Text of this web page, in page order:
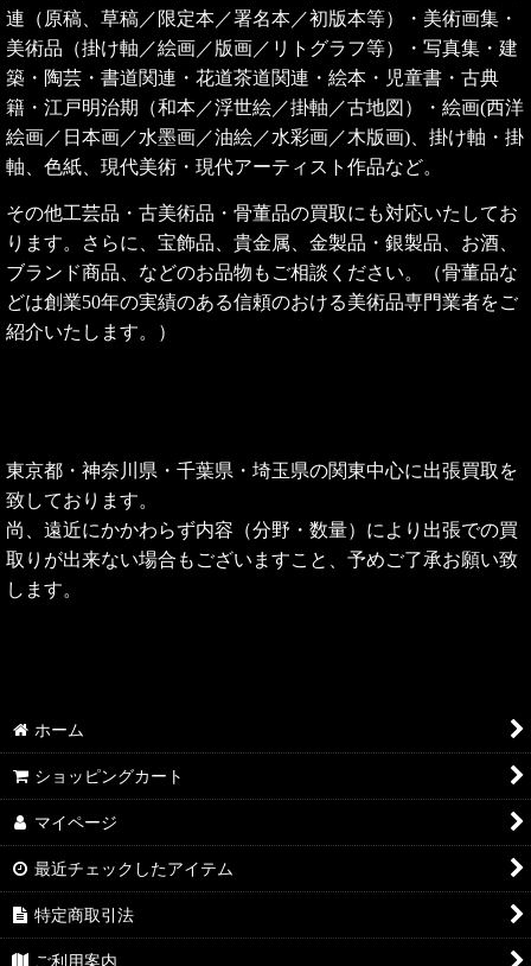
連（原稿、草稿／限定本／署名本／初版本等）・美術画集・
美術品（掛け軸／絵画／版画／リトグラフ等）・写真集・建
築・陶芸・書道関連・花道茶道関連・絵本・児童書・古典
籍・ 江戸明治期 （和本／浮世絵／掛軸／古地図 ）・絵画(西洋
絵画／日本画／水墨画／油絵／水彩画／木版画)、掛け軸・掛
軸、色紙、現代美術・現代アーティスト作品など。
その他工芸品・古美術品・骨董品の買取にも対応いたしてお
ります。
さらに、宝飾品、貴金属、金製品・銀製品、お酒、
ブランド商品、などのお品物もご相談ください。
（骨董品な
どは創業50年の実績のある信頼のおける美術品専門業者をご
紹介いたします。）
東京都・神奈川県・千葉県・埼玉県の関東中心に出張買取を
致しております。
尚、遠近にかかわらず内容（分野・数量）により出張での買
取りが出来ない場合もございますこと、予めご了承お願い致
します。
ホーム
ショッピングカート
マイページ
最近チェックしたアイテム
特定商取引法
ご利用案内